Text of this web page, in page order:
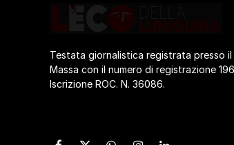
Testata giornalistica registrata presso il
Massa con il numero di registrazione
Iscrizione ROC. N. 36086.